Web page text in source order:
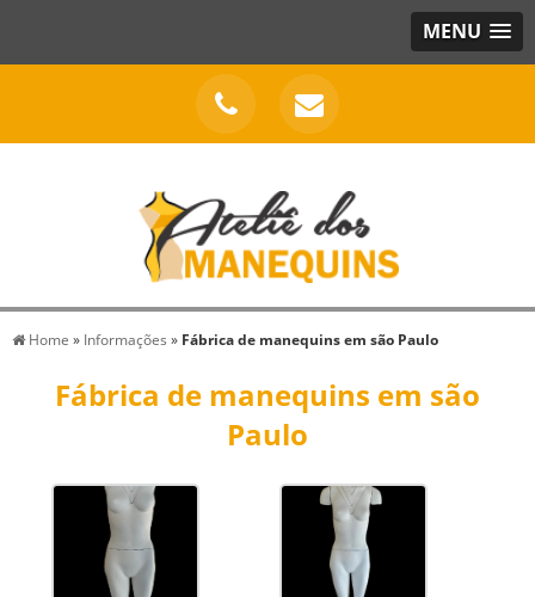
MENU
Home » Informações » Fábrica de manequins em são Paulo
Fábrica de manequins em são
Paulo